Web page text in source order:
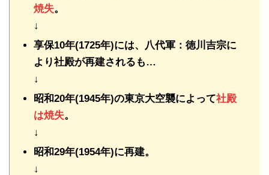
焼失。
↓
享保10年(1725年)には、八代軍：徳川吉宗に
より社殿が再建されるも…
↓
昭和20年(1945年)の東京大空襲によって社殿
は焼失。
↓
昭和29年(1954年)に再建。
↓